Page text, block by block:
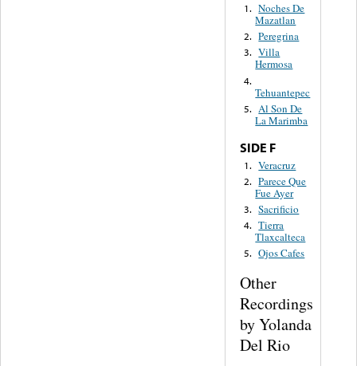
1. Noches De
Mazatlan
2. Peregrina
3. Villa
Hermosa
4.
Tehuantepec
5. Al Son De
La Marimba
SIDE F
1. Veracruz
2. Parece Que
Fue Ayer
3. Sacrificio
4. Tierra
Tlaxcalteca
5. Ojos Cafes
Other
Recordings
by Yolanda
Del Rio